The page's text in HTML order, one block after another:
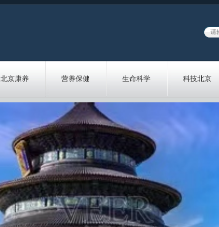
北京康养 营养保健 生命科学 科技北京